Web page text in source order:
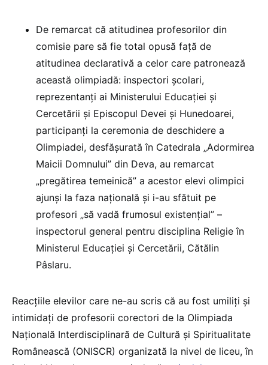
De remarcat că atitudinea profesorilor din
comisie pare să fie total opusă față de
atitudinea declarativă a celor care patronează
această olimpiadă: inspectori școlari,
reprezentanți ai Ministerului Educației și
Cercetării și Episcopul Devei și Hunedoarei,
participanți la ceremonia de deschidere a
Olimpiadei, desfășurată în Catedrala „Adormirea
Maicii Domnului” din Deva, au remarcat
„pregătirea temeinică” a acestor elevi olimpici
ajunși la faza națională și i-au sfătuit pe
profesori „să vadă frumosul existențial” –
inspectorul general pentru disciplina Religie în
Ministerul Educației și Cercetării, Cătălin
Pâslaru.
Reacțiile elevilor care ne-au scris că au fost umiliți și
intimidați de profesorii corectori de la Olimpiada
Națională Interdisciplinară de Cultură și Spiritualitate
Românească (ONISCR) organizată la nivel de liceu, în